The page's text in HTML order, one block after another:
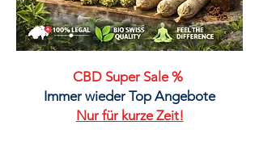
CBD Super Sale % ​
Immer wieder Top Angebote
Nur für kurze Zeit!